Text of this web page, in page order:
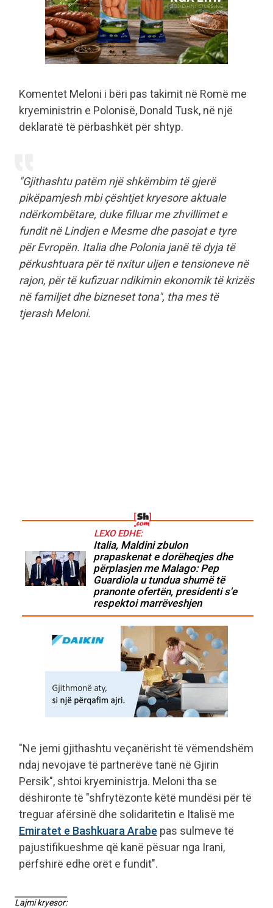
Komentet Meloni i bëri pas takimit në Romë me
kryeministrin e Polonisë, Donald Tusk, në një
deklaratë të përbashkët për shtyp.
"Gjithashtu patëm një shkëmbim të gjerë
pikëpamjesh mbi çështjet kryesore aktuale
ndërkombëtare, duke filluar me zhvillimet e
fundit në Lindjen e Mesme dhe pasojat e tyre
për Evropën. Italia dhe Polonia janë të dyja të
përkushtuara për të nxitur uljen e tensioneve në
rajon, për të kufizuar ndikimin ekonomik të krizës
në familjet dhe bizneset tona", tha mes të
tjerash Meloni.
LEXO EDHE:
Italia, Maldini zbulon
prapaskenat e dorëheqjes dhe
përplasjen me Malago: Pep
Guardiola u tundua shumë të
pranonte ofertën, presidenti s'e
respektoi marrëveshjen
"Ne jemi gjithashtu veçanërisht të vëmendshëm
ndaj nevojave të partnerëve tanë në Gjirin
Persik", shtoi kryeministrja. Meloni tha se
dëshironte të "shfrytëzonte këtë mundësi për të
treguar afërsinë dhe solidaritetin e Italisë me
Emiratet e Bashkuara Arabe pas sulmeve të
pajustifikueshme që kanë pësuar nga Irani,
përfshirë edhe orët e fundit".
Lajmi kryesor: